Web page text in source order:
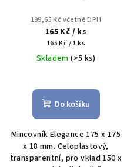
199,65 Kč včetně DPH
165 Kč / ks
Měrná
cena:
165 Kč / 1 ks
Skladem(>5 ks)
Do košíku
Mincovník Elegance 175 x 175
x 18 mm. Celoplastový,
transparentní, pro vklad 150 x